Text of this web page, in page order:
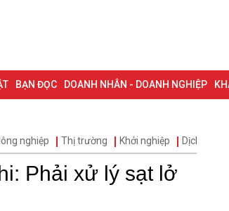
BẠN ĐỌC DOANH NHÂN - DOANH NGHIỆP
57
QUỐC LẦN THỨ XIV CỦA ĐẢNG ĐỢT THI ĐUA ĐẶC
nghiệp Thị trường Khởi nghiệp Dịch vụ
Phải xử lý sạt lở